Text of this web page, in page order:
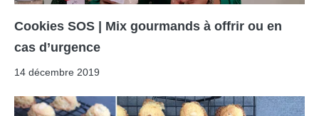
Cookies SOS | Mix gourmands à offrir ou en
cas d’urgence
14 décembre 2019